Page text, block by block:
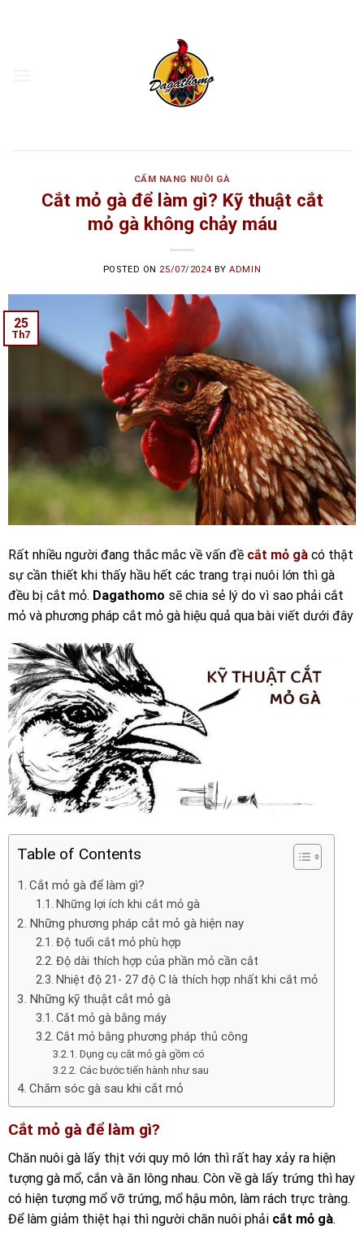
CẨM NANG NUÔI GÀ
Cắt mỏ gà để làm gì? Kỹ thuật cắt
mỏ gà không chảy máu
POSTED ON 25/07/2024 BYADMIN
25
Th7
Rất nhiều người đang thắc mắc về vấn đề cắt mỏ gà có thật
sự cần thiết khi thấy hầu hết các trang trại nuôi lớn thì gà
đều bị cắt mỏ. Dagathomo sẽ chia sẻ lý do vì sao phải cắt
mỏ và phương pháp cắt mỏ gà hiệu quả qua bài viết dưới đây
Table of Contents
Cắt mỏ gà để làm gì?
Những lợi ích khi cắt mỏ gà
Những phương pháp cắt mỏ gà hiện nay
Độ tuổi cắt mỏ phù hợp
Độ dài thích hợp của phần mỏ cần cắt
Nhiệt độ 21- 27 độ C là thích hợp nhất khi cắt mỏ
Những kỹ thuật cắt mỏ gà
Cắt mỏ gà bằng máy
Cắt mỏ bằng phương pháp thủ công
Dụng cụ cắt mỏ gà gồm có
Các bước tiến hành như sau
Chăm sóc gà sau khi cắt mỏ
Cắt mỏ gà để làm gì?
Chăn nuôi gà lấy thịt với quy mô lớn thì rất hay xảy ra hiện
tượng gà mổ, cắn và ăn lông nhau. Còn về gà lấy trứng thì hay
có hiện tượng mổ vỡ trứng, mổ hậu môn, làm rách trực tràng.
Để làm giảm thiệt hại thì người chăn nuôi phải cắt mỏ gà.